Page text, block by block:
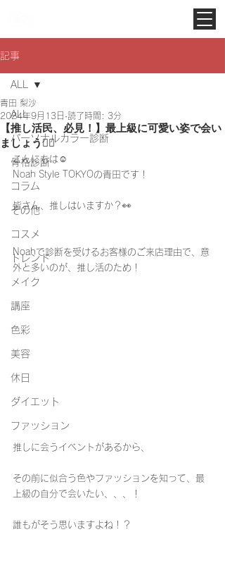
記事
ALL
パーソナルカラー診断
骨格診断
コラム
その他
コスメ
トレンド
メイク
講座
色彩
美容
休日
ダイエット
ファッション
ALL
【推し活民、必見！】最上級に可愛い姿で会い
ましょう❤️‍🔥
青田 梨沙
2024年9月13日 読了時間: 3分
こんにちは☺️
Noah Style TOKYOの青田です！
皆さん、推しはいますか？👀
Noahで診断を受けるお客様のご来店理由で、意
外と多いのが、推し活のため！
推しに会うイベントがあるから、
その前に似合う色やファッションを知って、最
上級の自分で会いたい、、、！
誰もがそう思いますよね！？